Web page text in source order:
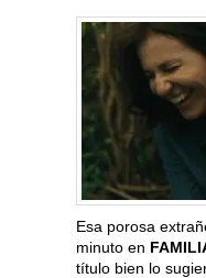
Esa porosa
minuto en
título bien lo